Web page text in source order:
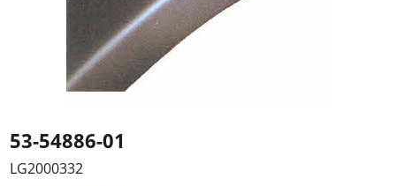
53-54886-01
LG2000332